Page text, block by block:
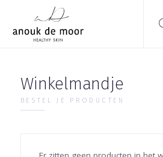
Winkelmandje
BESTEL JE PRODUCTEN